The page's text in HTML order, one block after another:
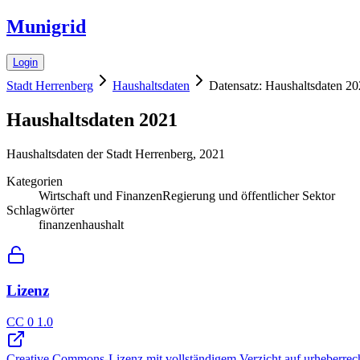
Munigrid
Login
Stadt Herrenberg Haushaltsdaten Datensatz: Haushaltsdaten
Haushaltsdaten 2021
Haushaltsdaten der Stadt Herrenberg, 2021
Kategorien
Wirtschaft und FinanzenRegierung und öffentlicher Sektor
Schlagwörter
finanzenhaushalt
Lizenz
CC 0 1.0